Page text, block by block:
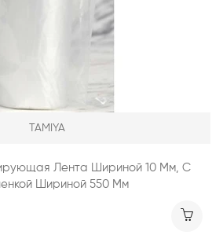
TAMIYA
Лента Шириной 10 Мм, С
Шириной 550 Мм